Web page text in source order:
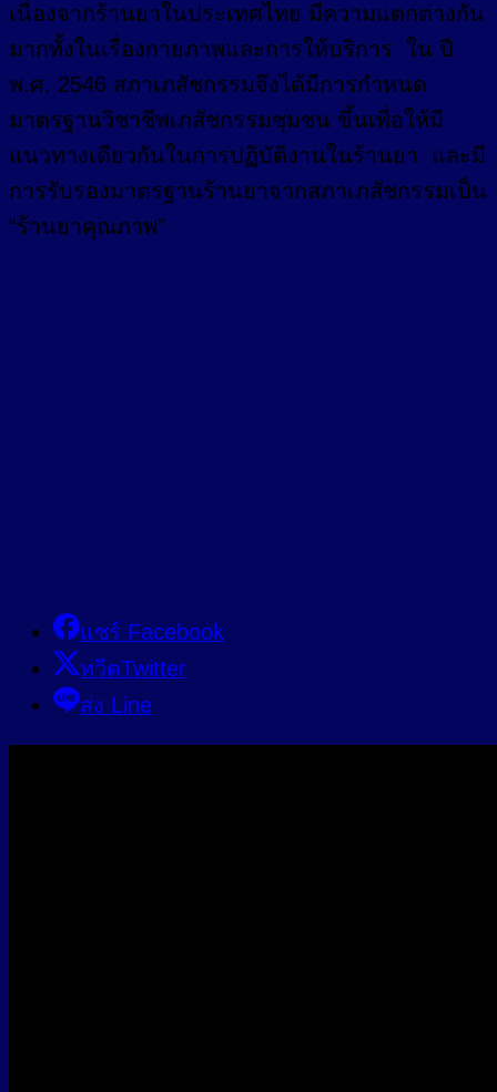
เนื่องจากร้านยาในประเทศไทย มีความแตกต่างกัน
มากทั้งในเรื่องกายภาพและการให้บริการ ใน ปี
พ.ศ. 2546 สภาเภสัชกรรมจึงได้มีการกำหนด
มาตรฐานวิชาชีพเภสัชกรรมชุมชน ขึ้นเพื่อให้มี
แนวทางเดียวกันในการปฏิบัติงานในร้านยา และมี
การรับรองมาตรฐานร้านยาจากสภาเภสัชกรรมเป็น
“ร้านยาคุณภาพ”
แชร์ Facebook
ทวีตTwitter
ส่ง Line